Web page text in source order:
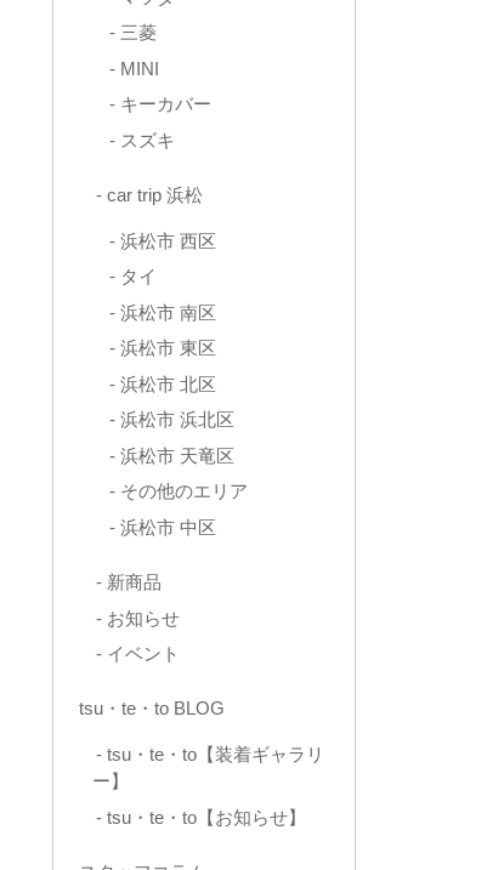
三菱
MINI
キーカバー
スズキ
car trip 浜松
浜松市 西区
タイ
浜松市 南区
浜松市 東区
浜松市 北区
浜松市 浜北区
浜松市 天竜区
その他のエリア
浜松市 中区
新商品
お知らせ
イベント
tsu・te・to BLOG
tsu・te・to【装着ギャラリ
ー】
tsu・te・to【お知らせ】